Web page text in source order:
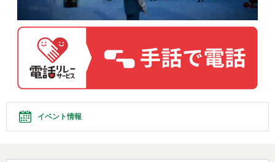
イベント情報